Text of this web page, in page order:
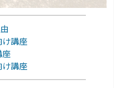
講座
座
講座